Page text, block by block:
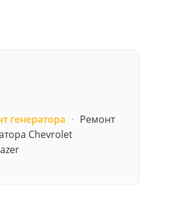
генератора · Ремонт
Chevrolet